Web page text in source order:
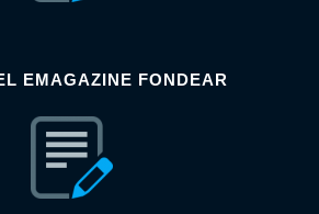
EMAGAZINE FONDEAR